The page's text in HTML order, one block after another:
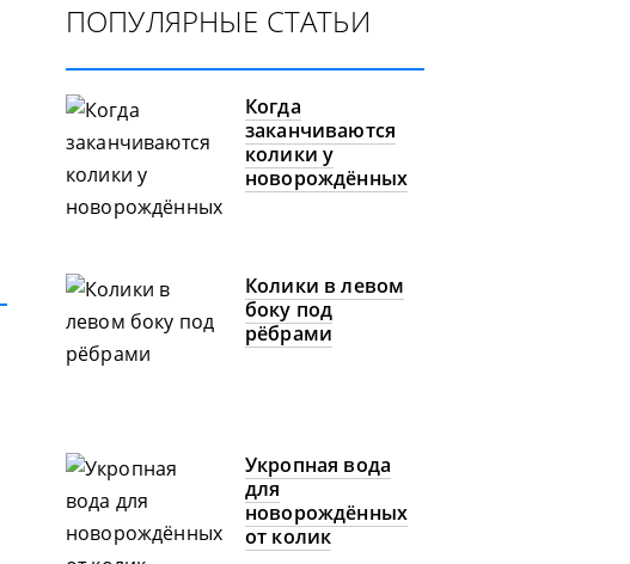
ПОПУЛЯРНЫЕ СТАТЬИ
Когда
заканчиваются
колики у
новорождённых
Колики в левом
боку под
рёбрами
Укропная вода
для
новорождённых
от колик